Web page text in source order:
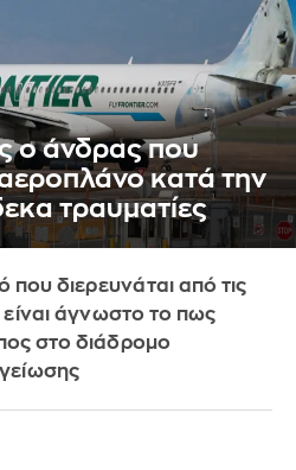
ο άνδρας που
κατά την
τραυματίες
που διερευνάται από τις
άγνωστο το πως
στο διάδρομο